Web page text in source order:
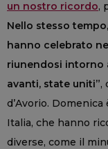
un nostro ricordo,
Nello stesso
hanno celebrato
riunendosi intorno
avanti, state uniti”,
d’Avorio.
Italia, che hanno
diverse, come il